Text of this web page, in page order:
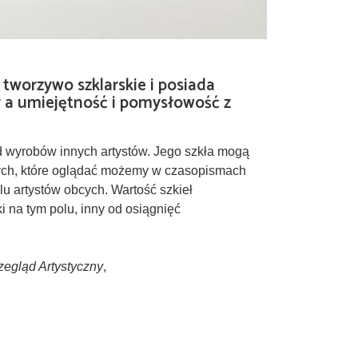
szklarskie i posiada
umiejętność i pomysłowość z
innych artystów. Jego szkła mogą
które oglądać możemy w czasopismach
artystów obcych. Wartość szkieł
na tym polu, inny od osiągnięć
Artystyczny,